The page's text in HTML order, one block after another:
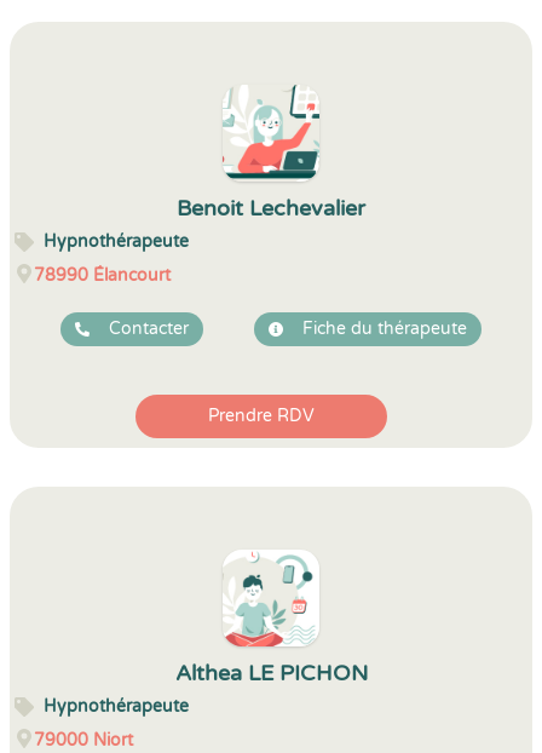
Benoit Lechevalier
Hypnothérapeute
78990 Élancourt
Contacter Fiche du thérapeute
Prendre RDV
Althea LE PICHON
Hypnothérapeute
79000 Niort